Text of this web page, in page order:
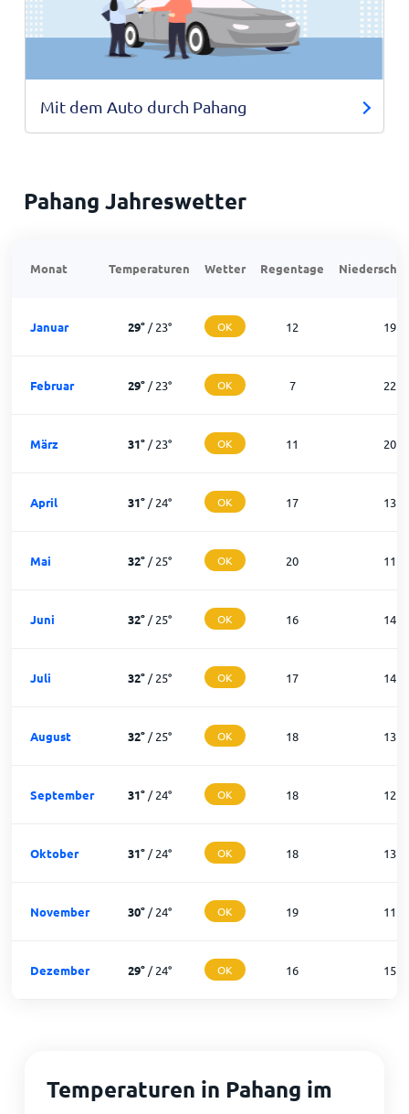
Mit dem Auto durch Pahang
Pahang Jahreswetter
Monat Temperaturen Wetter Regentage
Januar 29°/23° OK 12 19
Februar 29°/23° OK 7 22
März 31°/23° OK 11 20
April 31°/24° OK 17 13
Mai 32°/25° OK 20 11
Juni 32°/25° OK 16 14
Juli 32°/25° OK 17 14
August 32°/25° OK 18 13
September 31°/24° OK 18 12
Oktober 31°/24° OK 18 13
November 30°/24° OK 19 11
Dezember 29°/24° OK 16 15
Temperaturen in Pahang im